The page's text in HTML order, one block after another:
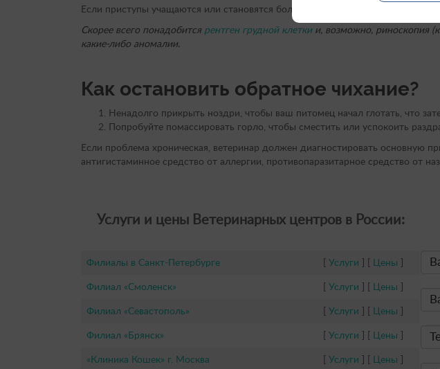
Если приступы учащаются или становятся более серьезными,
Скорее всего понадобится рентген грудной клеткии, возможно, риноскопия
какие-либо аномалии.
Как остановить обратное чихание?
Ненадолго прикрыть ноздри, чтобы ваш питомец начал глотать, что
Попробуйте помассировать горло, чтобы сместить или успокоить
Если проблема хроническая, ветеринар должен диагностировать основную
антигистаминное средство от аллергии, противопаразитарное средство от
Услуги и цены Ветеринарных центров в России:
Филиалы в Санкт-Петербурге Услуги Цены
Филиал «Смоленск» Услуги Цены
Филиал «Севастополь» Услуги Цены
Филиал «Брянск» Услуги Цены
«Клиника Кошек» г. Москва Услуги Цены